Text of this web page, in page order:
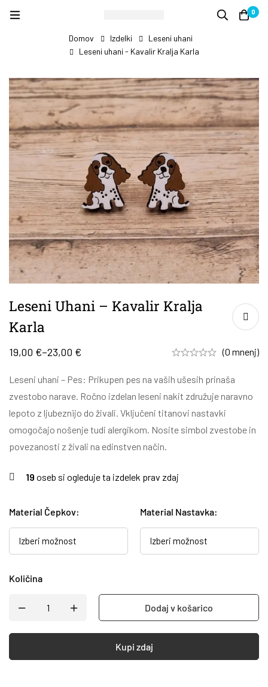
0
Domov Izdelki
Leseni uhani
Leseni uhani - Kavalir Kralja Karla
Leseni Uhani – Kavalir Kralja
Karla
19,00 €–23,00 € (0 mnenj)
Leseni uhani – Pes: Prikupen pes na vaših ušesih prinaša
zvestobo narave. Ročno izdelan leseni nakit združuje naravno
lepoto z ljubeznijo do živali. Vključeni titanovi nastavki
omogočajo nošenje tudi alergikom. Nosite simbol zvestobe in
povezanosti z živali na edinstven način.
19 oseb si ogleduje ta izdelek prav zdaj
Material Čepkov: Material Nastavka:
Količina
Dodaj v košarico
Kupi zdaj